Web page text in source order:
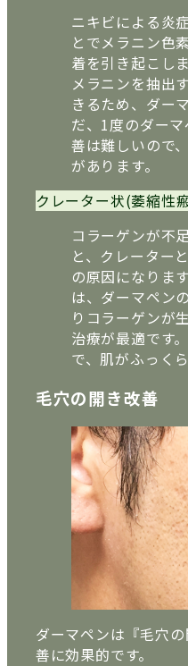
ニキビによる炎
とでメラニン色
着を引き起こし
メラニンを抽出
きるため、ダー
だ、1度のダー
善は難しいので
があります。
クレーター状(萎縮性
コラーゲンが不
と、クレーター
の原因になりま
は、ダーマペン
りコラーゲンが
治療が最適です
で、肌がふっく
毛穴の開き改善
ダーマペンは『毛穴
善に効果的です。